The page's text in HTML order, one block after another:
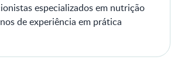
especializados em nutrição
de experiência em prática